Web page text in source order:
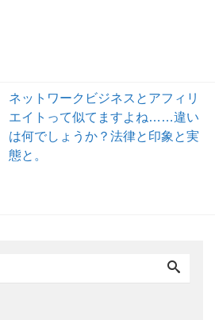
ネットワークビジネスとアフィリ
エイトって似てますよね……違い
は何でしょうか？法律と印象と実
態と。